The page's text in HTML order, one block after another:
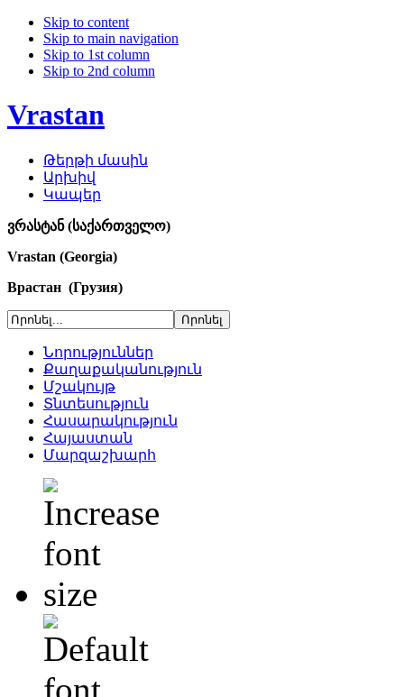
Skip to content
Skip to main navigation
Skip to 1st column
Skip to 2nd column
Vrastan
Թերթի մասին
Արխիվ
Կապեր
ვრასტან (საქართველო)
Vrastan (Georgia)
Врастан (Грузия)
Նորություններ
Քաղաքականություն
Մշակույթ
Տնտեսություն
Հասարակություն
Հայաստան
Մարզաշխարհ